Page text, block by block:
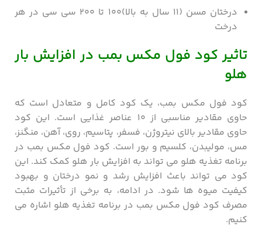
درختان مسن (۱۱ سال به بالا)۱۰۰ تا ۲۰۰ سی سی در هر
درخت
تاثیر کود فول مکس بمب در افزایش بار
هلو
کود فول مکس بمب، یک کود کامل و متعادل است که
حاوی مقادیر مناسبی از ۱۰ عناصر غذایی است. این کود
حاوی مقادیر بالای نیتروژن، فسفر، پتاسیم، روی، آهن، منگنز،
مس، مولیبدن، کلسیم و بور است. کود فول مکس بمب در
برنامه تغذیه هلو می تواند به افزایش بار هلو کمک کند. این
کود می تواند باعث افزایش رشد و نمو درختان و بهبود
کیفیت میوه ها شود. در ادامه، به برخی از تأثیرات مثبت
مصرف کود فول مکس بمب در برنامه تغذیه هلو اشاره می
کنیم.